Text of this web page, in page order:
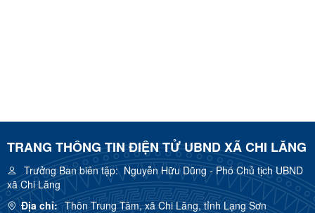
TRANG THÔNG TIN ĐIỆN TỬ UBND XÃ CHI LĂNG
Trưởng Ban biên tập:Nguyễn Hữu Dũng - Phó Chủ tịch UBND
xã Chi Lăng
Địa chỉ: Thôn Trung Tâm, xã Chi Lăng, tỉnh Lạng Sơn